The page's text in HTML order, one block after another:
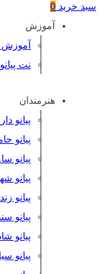
سبد خرید 0
آموزش
آموزش
نت پیانو
هنرمندان
پیانو
پیانو
پیانو
پیانو
پیانو
پیانو
پیانو
پیانو